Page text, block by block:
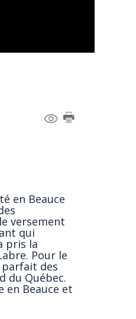
en Beauce
versement
qui
pris la
Pour le
parfait des
du Québec.
en Beauce et